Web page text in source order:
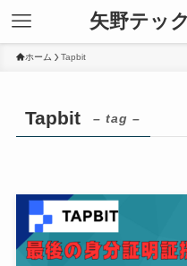
矢野テッ
ホーム Tapbit
Tapbit – tag –